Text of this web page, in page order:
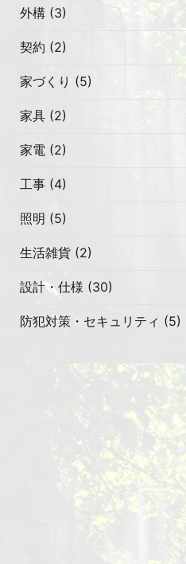
外構 (3)
契約 (2)
家づくり (5)
家具 (2)
家電 (2)
工事 (4)
照明 (5)
生活雑貨 (2)
設計・仕様 (30)
防犯対策・セキュリティ (5)